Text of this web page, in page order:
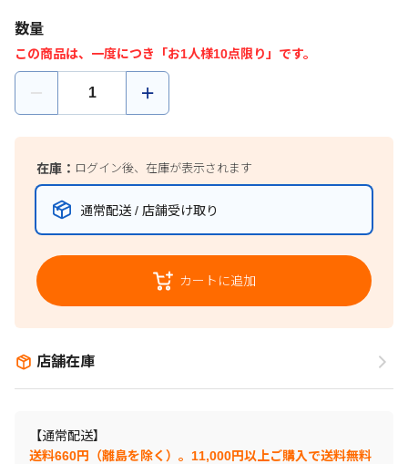
数量
この商品は、一度につき「お1人様10点限り」です。
在庫： ログイン後、在庫が表示されます
通常配送 / 店舗受け取り
カートに追加
店舗在庫
【通常配送】
送料660円（離島を除く）。11,000円以上ご購入で送料無料